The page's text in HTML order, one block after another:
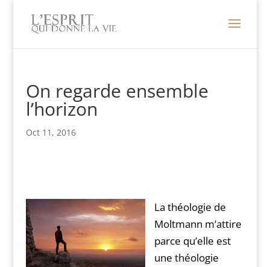
On regarde ensemble
l’horizon
Oct 11, 2016
La théologie de
Moltmann m’attire
parce qu’elle est
une théologie